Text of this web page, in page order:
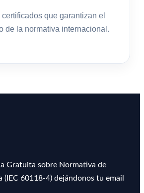
que garantizan el
de la normativa internacional.
Gratuita sobre Normativa de
60118-4) dejándonos tu email